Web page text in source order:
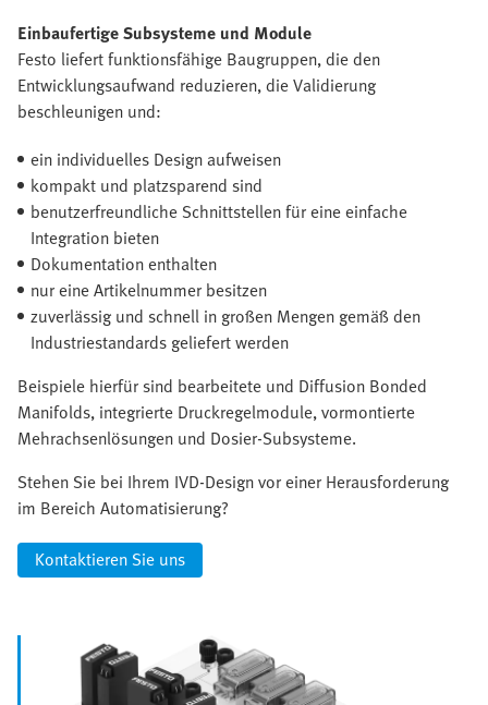
Einbaufertige Subsysteme und Module
Festo liefert funktionsfähige Baugruppen, die den
Entwicklungsaufwand reduzieren, die Validierung
beschleunigen und:
ein individuelles Design aufweisen
kompakt und platzsparend sind
benutzerfreundliche Schnittstellen für eine einfache
Integration bieten
Dokumentation enthalten
nur eine Artikelnummer besitzen
zuverlässig und schnell in großen Mengen gemäß den
Industriestandards geliefert werden
Beispiele hierfür sind bearbeitete und Diffusion Bonded
Manifolds, integrierte Druckregelmodule, vormontierte
Mehrachsenlösungen und Dosier-Subsysteme.
Stehen Sie bei Ihrem IVD-Design vor einer Herausforderung
im Bereich Automatisierung?
Kontaktieren Sie uns